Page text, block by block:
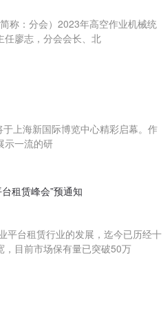
称：分会）2023年高空作业机械统
任廖志，分会会长、北
上海新国际博览中心精彩启幕。作
示一流的研
租赁峰会”预通知
平台租赁行业的发展，迄今已历经十
目前市场保有量已突破50万